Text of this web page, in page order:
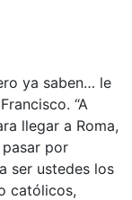
ya saben… le
“A
llegar a Roma,
por
ser ustedes los
católicos,